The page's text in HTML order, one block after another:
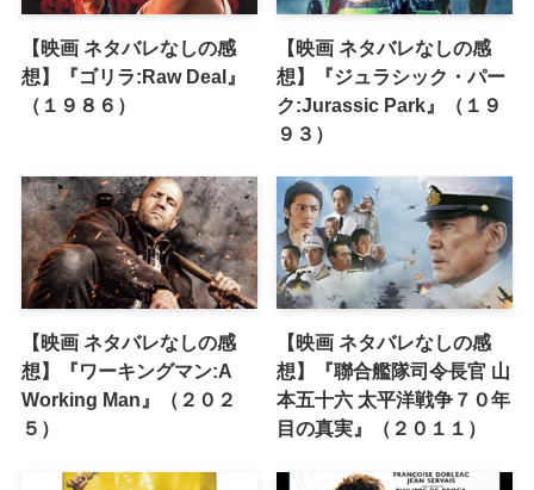
【映画 ネタバレなしの感
想】『ゴリラ:Raw Deal』
（１９８６）
【映画 ネタバレなしの感
想】『ジュラシック・パー
ク:Jurassic Park』（１９
９３）
【映画 ネタバレなしの感
想】『ワーキングマン:A
Working Man』（２０２
５）
【映画 ネタバレなしの感
想】『聯合艦隊司令長官 山
本五十六 太平洋戦争７０年
目の真実』（２０１１）